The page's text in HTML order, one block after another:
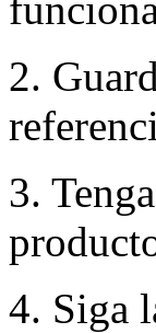
2.
3.
4. Siga